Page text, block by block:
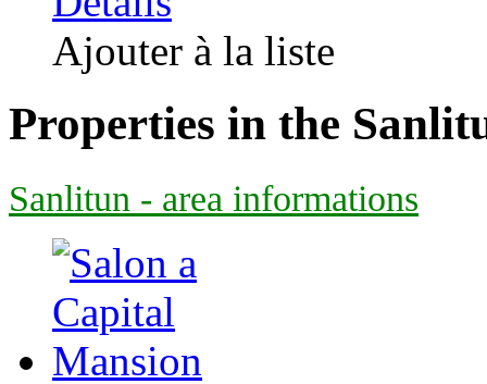
Ajouter à la liste
Properties in the
Sanlitun - area informations